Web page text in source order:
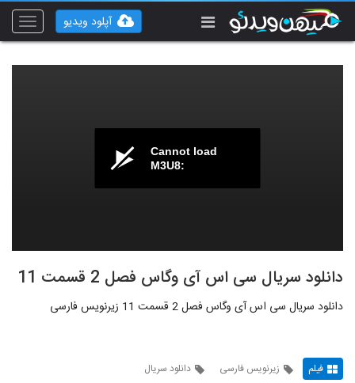
Toggle
آپلود ویدیو
Cannot load
M3U8:
دانلود سریال سی اس آی وگاس فصل 2 قسمت 11
دانلود سریال سی اس آی وگاس فصل 2 قسمت 11 زیرنویس فارسی
فیلم زیرنویس فارسی
دانلود سریال